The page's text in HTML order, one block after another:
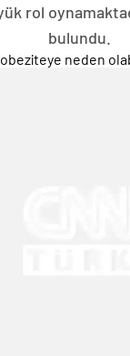
rol
bulundu.
neden